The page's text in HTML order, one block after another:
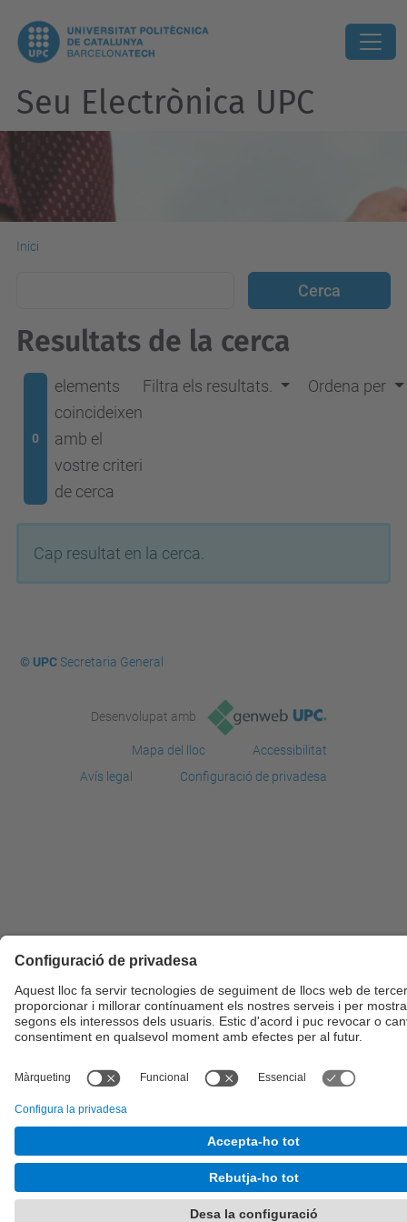
Seu Electrònica UPC
Inici
Resultats de la cerca
0
elements
coincideixen
amb el
vostre criteri
de cerca
Filtra els resultats. Ordena per
Cap resultat en la cerca.
© UPCSecretaria General
Desenvolupat amb
Mapa del lloc
Accessibilitat
Avís legal
Configuració de privadesa